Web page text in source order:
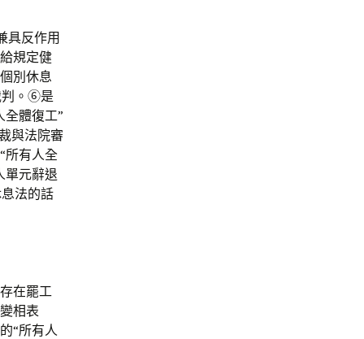
具反作用
規定健
別休息
判。⑥是
全體復工”
與法院審
所有人全
單元辭退
法的話
在罷工
相表
“所有人